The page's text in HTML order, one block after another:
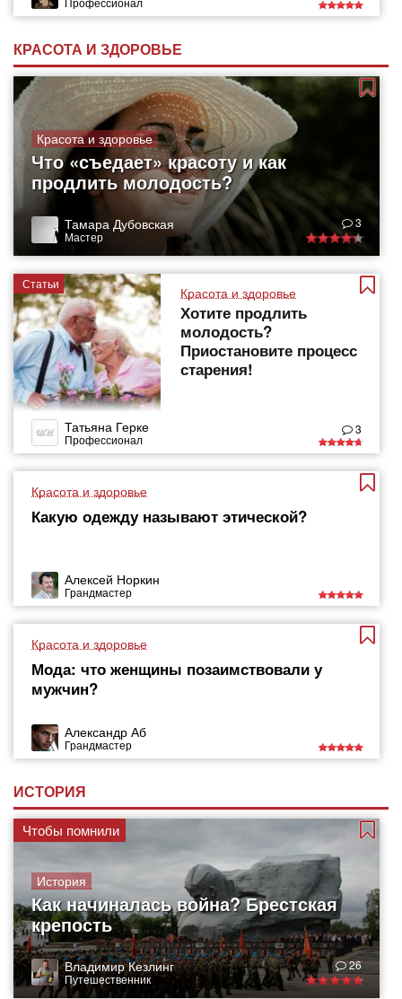
КРАСОТА И ЗДОРОВЬЕ
Красота и здоровье
Что «съедает» красоту и как
продлить молодость?
Тамара Дубовская
Мастер
3
Статьи
Красота и здоровье
Хотите продлить
молодость?
Приостановите процесс
старения!
Татьяна Герке
Профессионал
3
Красота и здоровье
Какую одежду называют этической?
Алексей Норкин
Грандмастер
Красота и здоровье
Мода: что женщины позаимствовали у
мужчин?
Александр Аб
Грандмастер
ИСТОРИЯ
Чтобы помнили
История
Как начиналась война? Брестская
крепость
Владимир Кезлинг
Путешественник
26